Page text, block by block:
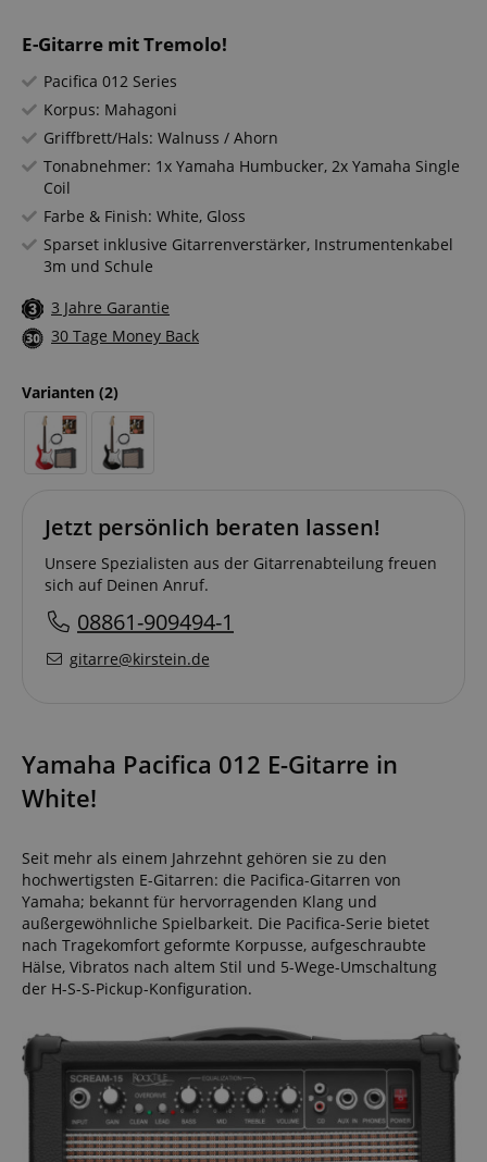
E-Gitarre mit Tremolo!
Pacifica 012 Series
Korpus: Mahagoni
Griffbrett/Hals: Walnuss / Ahorn
Tonabnehmer: 1x Yamaha Humbucker, 2x Yamaha Single
Coil
Farbe & Finish: White, Gloss
Sparset inklusive Gitarrenverstärker, Instrumentenkabel
3m und Schule
3 Jahre Garantie
30 Tage Money Back
Varianten (2)
Jetzt persönlich beraten lassen!
Unsere Spezialisten aus der Gitarrenabteilung freuen
sich auf Deinen Anruf.
08861-909494-1
gitarre@kirstein.de
Yamaha Pacifica 012 E-Gitarre in
White!
Seit mehr als einem Jahrzehnt gehören sie zu den
hochwertigsten E-Gitarren: die Pacifica-Gitarren von
Yamaha; bekannt für hervorragenden Klang und
außergewöhnliche Spielbarkeit. Die Pacifica-Serie bietet
nach Tragekomfort geformte Korpusse, aufgeschraubte
Hälse, Vibratos nach altem Stil und 5-Wege-Umschaltung
der H-S-S-Pickup-Konfiguration.